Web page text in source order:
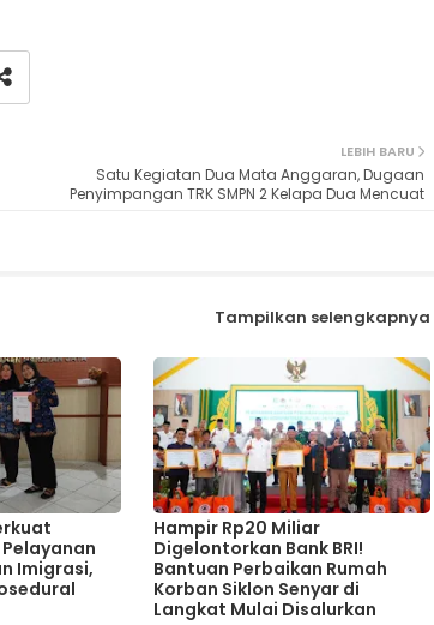
LEBIH BARU
Satu Kegiatan Dua Mata Anggaran, Dugaan
Penyimpangan TRK SMPN 2 Kelapa Dua Mencuat
Tampilkan selengkapnya
Imigrasi,
Hampir Rp20 Miliar
Digelontorkan Bank BRI!
Bantuan Perbaikan Rumah
Korban Siklon Senyar di
Langkat Mulai Disalurkan